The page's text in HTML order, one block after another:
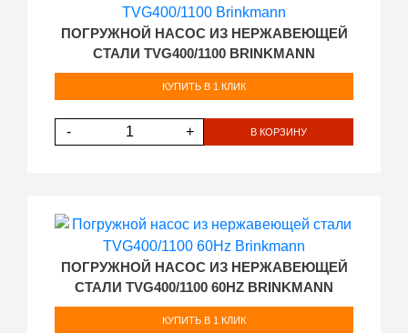
ПОГРУЖНОЙ НАСОС ИЗ НЕРЖАВЕЮЩЕЙ
СТАЛИ TVG400/1100 BRINKMANN
КУПИТЬ В 1 КЛИК
- + В КОРЗИНУ
ПОГРУЖНОЙ НАСОС ИЗ НЕРЖАВЕЮЩЕЙ
СТАЛИ TVG400/1100 60HZ BRINKMANN
КУПИТЬ В 1 КЛИК